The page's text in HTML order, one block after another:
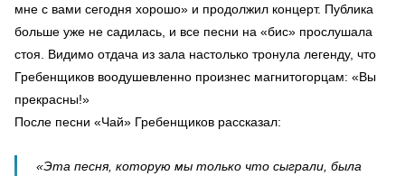
мне с вами сегодня хорошо» и продолжил концерт. Публика
больше уже не садилась, и все песни на «бис» прослушала
стоя. Видимо отдача из зала настолько тронула легенду, что
Гребенщиков воодушевленно произнес магнитогорцам: «Вы
прекрасны!»
После песни «Чай» Гребенщиков рассказал:
«Эта песня, которую мы только что сыграли, была